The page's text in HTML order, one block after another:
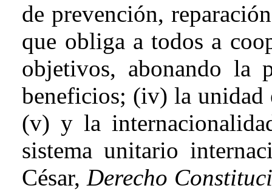
de prevención,
que obliga a todos a
objetivos, abonando la
beneficios; (iv) la unidad
(v) y la
sistema unitario
César,Derecho